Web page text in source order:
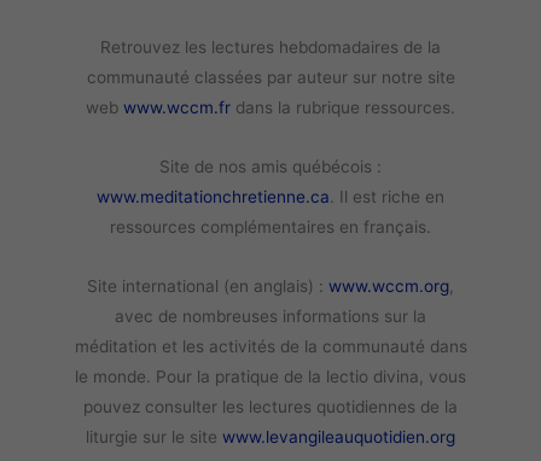
Retrouvez les lectures hebdomadaires de la
communauté classées par auteur sur notre site
web www.wccm.fr dans la rubrique ressources.
Site de nos amis québécois :
www.meditationchretienne.ca . Il est riche en
ressources complémentaires en français.
Site international (en anglais) : www.wccm.org
avec de nombreuses informations sur la
méditation et les activités de la communauté dans
le monde. Pour la pratique de la lectio divina, vous
pouvez consulter les lectures quotidiennes de la
liturgie sur le site www.levangileauquotidien.org